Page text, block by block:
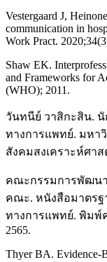
Vestergaard J,
communication in
Work Pract.
Shaw EK.
and Frameworks for
(WHO); 2011.
วันทนีย์ วาสิกะสิน. นั
ทางการแพทย์. มหา
สังคมสงเคราะห์ศาส
คณะกรรมการพัฒนา
คณะ. หนังสือมาตรฐ
ทางการแพทย์. พิมพ์
2565.
Thyer BA. Evidence-